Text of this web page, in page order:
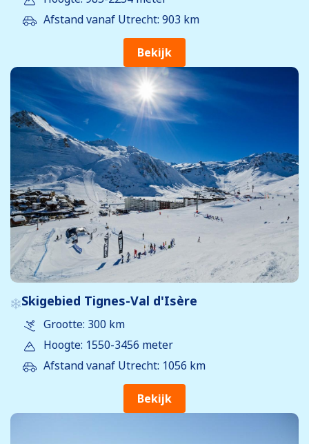
Afstand vanaf Utrecht: 903 km
Bekijk
Skigebied Tignes-Val d'Isère
Grootte: 300 km
Hoogte: 1550-3456 meter
Afstand vanaf Utrecht: 1056 km
Bekijk